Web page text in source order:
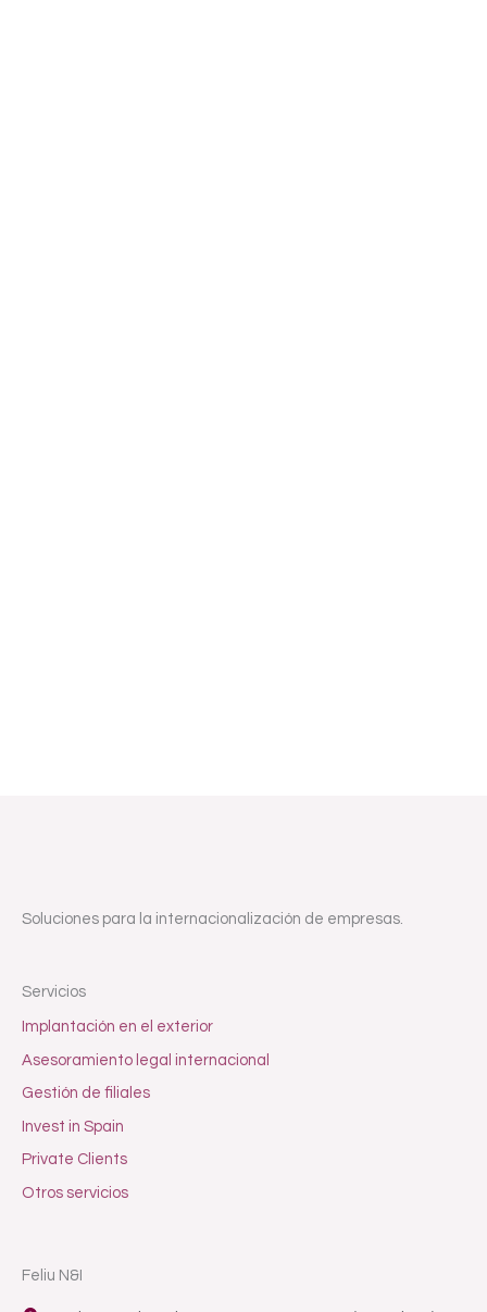
Soluciones para la internacionalización de empresas.
Servicios
Implantación en el exterior
Asesoramiento legal internacional
Gestión de filiales
Invest in Spain
Private Clients
Otros servicios
Feliu N&I